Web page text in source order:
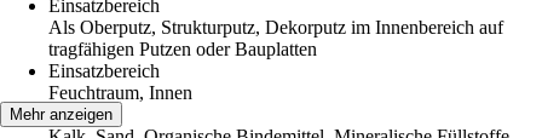
Einsatzbereich
Als Oberputz, Strukturputz, Dekorputz im Innenbereich auf
tragfähigen Putzen oder Bauplatten
Einsatzbereich
Feuchtraum, Innen
Material
Mehr anzeigen